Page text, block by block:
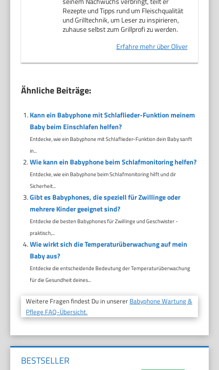
Rezepte und Tipps rund um Fleischqualität
und Grilltechnik, um Leser zu inspirieren,
zuhause selbst zum Grillprofi zu werden.
Erfahre mehr über Oliver
Ähnliche Beiträge:
Kann ein Babyphone mit Schlaflieder-Funktion meinem
Baby beim Einschlafen helfen?
Entdecke, wie ein Babyphone mit Schlaflieder-Funktion dein Baby sanft
in...
Wie kann ein Babyphone beim Schlafmonitoring helfen?
Entdecke, wie ein Babyphone beim Schlafmonitoring hilft und dir
Sicherheit...
Gibt es Babyphones, die speziell für Zwillinge oder
mehrere Kinder geeignet sind?
Entdecke die besten Babyphones für Zwillinge und Geschwister -
praktisch,...
Wie wirkt sich die Temperaturüberwachung auf mein
Baby aus?
Entdecke die entscheidende Bedeutung der Temperaturüberwachung
für die Gesundheit deines...
Weitere Fragen findest Du in unserer Babyphone Wartung &
Pflege FAQ-Übersicht.
BESTSELLER